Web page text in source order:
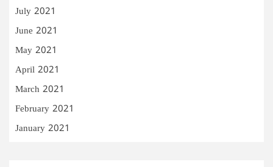
July 2021
June 2021
May 2021
April 2021
March 2021
February 2021
January 2021